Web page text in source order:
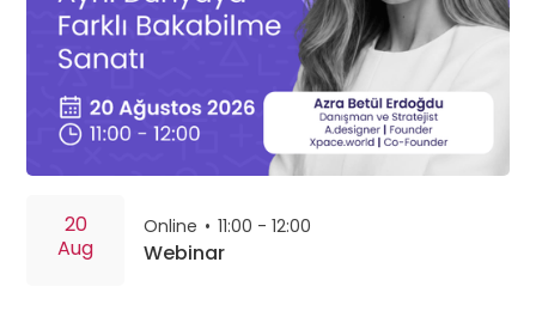
20
Aug
Online • 11:00 - 12:00
Webinar